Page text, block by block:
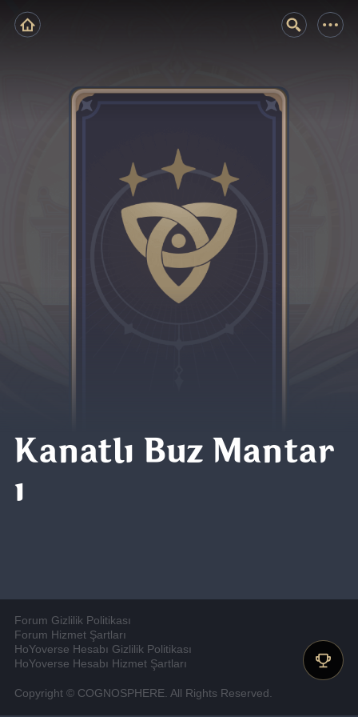
Kanatlı Buz Mantar
ı
Forum Gizlilik Politikası
Forum Hizmet Şartları
HoYoverse Hesabı Gizlilik Politikası
HoYoverse Hesabı Hizmet Şartları
Copyright © COGNOSPHERE. All Rights Reserved.